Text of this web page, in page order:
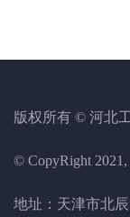
版权所有 © 河北
© CopyRight 2021,
地址：天津市北